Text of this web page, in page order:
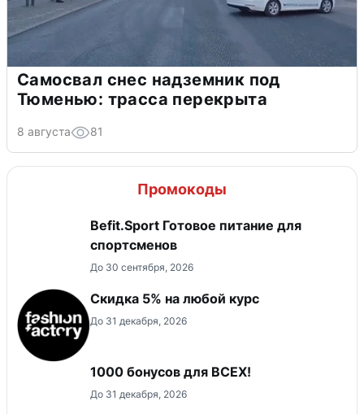
Самосвал снес надземник под
Тюменью: трасса перекрыта
8 августа 81
Промокоды
Befit.Sport Готовое питание для
спортсменов
До 30 сентября, 2026
Скидка 5% на любой курс
До 31 декабря, 2026
1000 бонусов для ВСЕХ!
До 31 декабря, 2026